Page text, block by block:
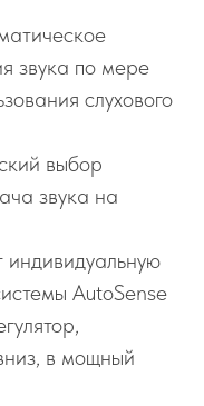
звука по мере
слухового
выбор
звука на
индивидуальную
AutoSense
в мощный